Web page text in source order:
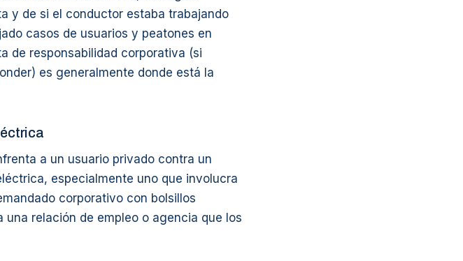
y de si el conductor estaba trabajando
casos de usuarios y peatones en
de responsabilidad corporativa (si
es generalmente donde está la
a un usuario privado contra un
especialmente uno que involucra
corporativo con bolsillos
relación de empleo o agencia que los